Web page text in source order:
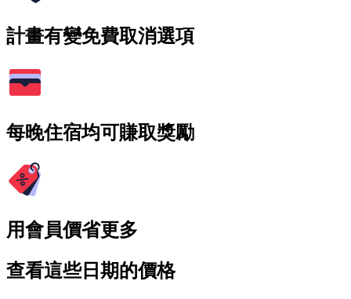
計畫有變免費取消選項
每晚住宿均可賺取獎勵
用會員價省更多
查看這些日期的價格